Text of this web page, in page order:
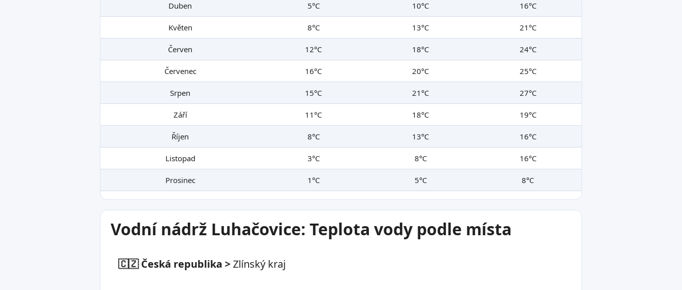
Duben 5°C 10°C 16°C
Květen 8°C 13°C 21°C
Červen 12°C 18°C 24°C
Červenec 16°C 20°C 25°C
Srpen 15°C 21°C 27°C
Září 11°C 18°C 19°C
Říjen 8°C 13°C 16°C
Listopad 3°C 8°C 16°C
Prosinec 1°C 5°C 8°C
Vodní nádrž Luhačovice: Teplota vody podle místa
🇨🇿 Česká republika >Zlínský kraj